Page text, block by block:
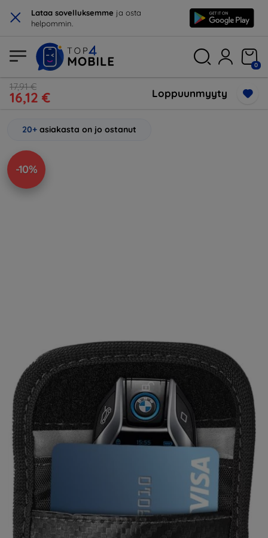
× Lataa sovelluksemme ja osta
helpommin.
0
17,91 €
16,12 € Loppuunmyyty
20+ asiakasta on jo ostanut
-10%